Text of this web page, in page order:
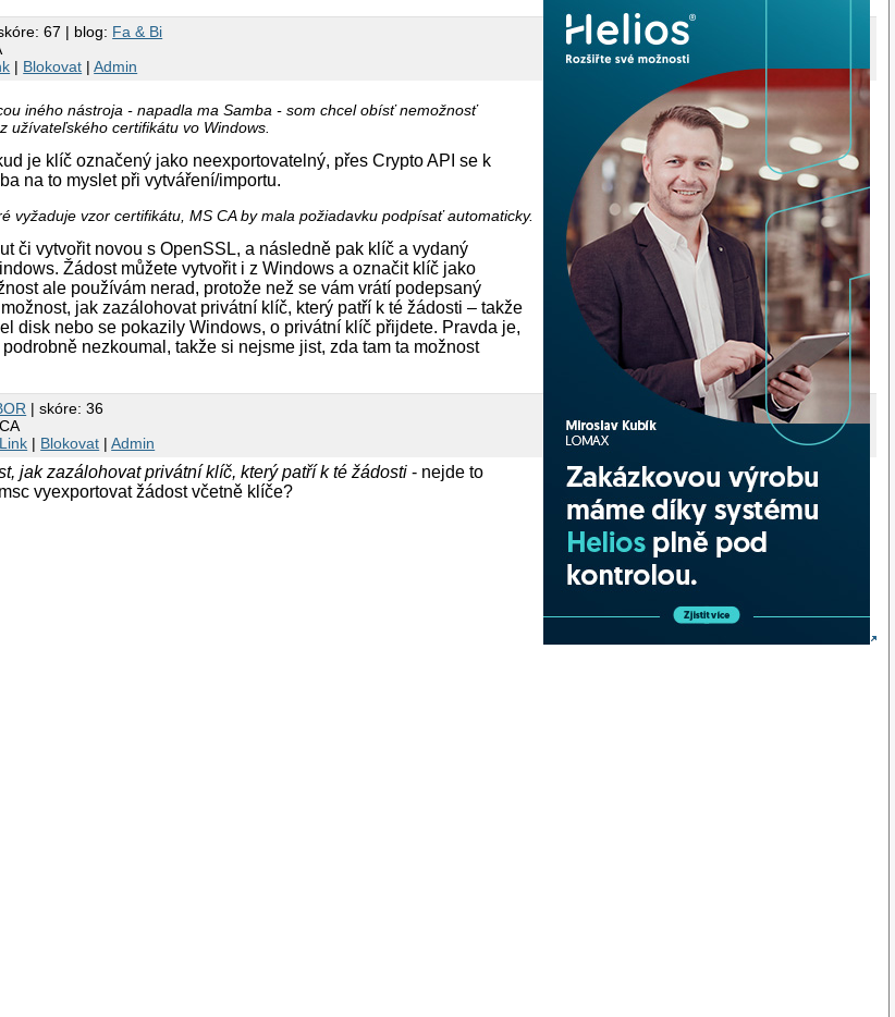
67 | blog: Fa & Bi
| Blokovat |Admin
iného nástroja - napadla ma Samba - som chcel obísť nemožnosť
užívateľského certifikátu vo Windows.
je klíč označený jako neexportovatelný, přes Crypto API se k
na to myslet při vytváření/importu.
vyžaduje vzor certifikátu, MS CA by mala požiadavku podpísať automaticky.
či vytvořit novou s OpenSSL, a následně pak klíč a vydaný
Žádost můžete vytvořit i z Windows a označit klíč jako
ale používám nerad, protože než se vám vrátí podepsaný
jak zazálohovat privátní klíč, který patří k té žádosti – takže
disk nebo se pokazily Windows, o privátní klíč přijdete. Pravda je,
nezkoumal, takže si nejsme jist, zda tam ta možnost
| skóre: 36
Link | Blokovat |Admin
jak zazálohovat privátní klíč, který patří k té žádosti - nejde to
vyexportovat žádost včetně klíče?